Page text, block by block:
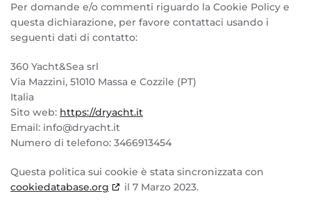
Per domande e/o commenti riguardo la Cookie Policy e
questa dichiarazione, per favore contattaci usando i
seguenti dati di contatto:
360 Yacht&Sea srl
Via Mazzini, 51010 Massa e Cozzile (PT)
Italia
Sito web: https://dryacht.it
Email: info@dryacht.it
Numero di telefono: 3466913454
Questa politica sui cookie è stata sincronizzata con
cookiedatabase.org
il 7 Marzo 2023.